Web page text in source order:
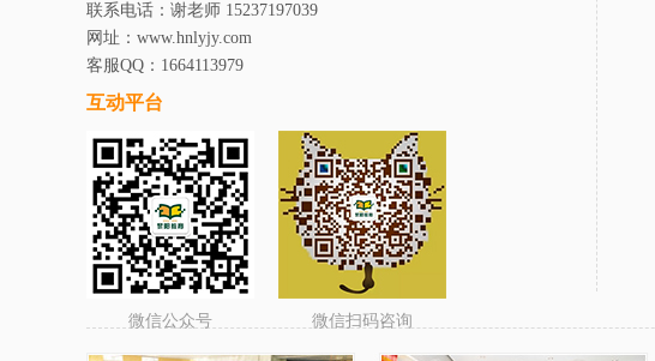
联系电话：谢老师 15237197039
网址：www.hnlyjy.com
客服QQ：1664113979
互动平台
微信公众号 微信扫码咨询